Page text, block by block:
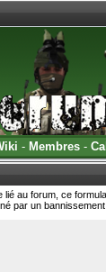
- Membres -
au forum, ce
par un